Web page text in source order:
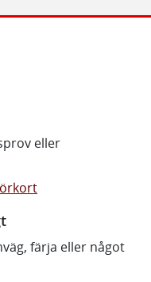
eller
färja eller något